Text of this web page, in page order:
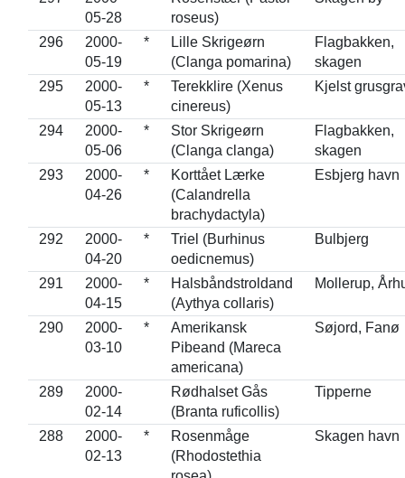
05-28
roseus)
296
2000-
05-19
*
Lille Skrigeørn
(Clanga pomarina)
Flagbakken,
skagen
295
2000-
05-13
*
Terekklire (Xenus
cinereus)
Kjelst
294
2000-
05-06
*
Stor Skrigeørn
(Clanga clanga)
Flagbakken,
skagen
293
2000-
04-26
*
Korttået Lærke
(Calandrella
brachydactyla)
Esbjerg havn
292
2000-
04-20
*
Triel (Burhinus
oedicnemus)
Bulbjerg
291
2000-
04-15
*
Halsbåndstroldand
(Aythya collaris)
Mollerup,
290
2000-
03-10
*
Amerikansk
Pibeand (Mareca
americana)
Søjord, Fanø
289
2000-
02-14
Rødhalset Gås
(Branta ruficollis)
Tipperne
288
2000-
02-13
*
Rosenmåge
(Rhodostethia
Skagen havn